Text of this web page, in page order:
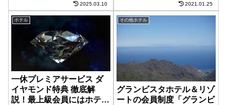
開しています。このホテル有料
会員の名称が「CLUB
MARRIOTT メンバーシッププロ
グラム」以下「クラブマリオッ
ト」になりま...
2025.03.10
advantageになります。四季
advantageの会員になるには？四
季 advantageの会員になるに
2021.01.25
ホテル
一休プレミアサービス ダ
イヤモンド特典 徹底解
説！最上級会員にはホテル
その他ホテル
グランビスタホテル＆リゾ
ートの会員制度「グランビ